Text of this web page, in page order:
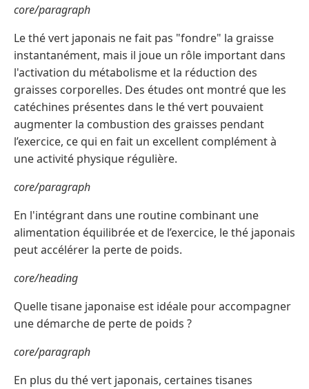
core/paragraph
Le thé vert japonais ne fait pas "fondre" la graisse
instantanément, mais il joue un rôle important dans
l'activation du métabolisme et la réduction des
graisses corporelles. Des études ont montré que les
catéchines présentes dans le thé vert pouvaient
augmenter la combustion des graisses pendant
l’exercice, ce qui en fait un excellent complément à
une activité physique régulière.
core/paragraph
En l'intégrant dans une routine combinant une
alimentation équilibrée et de l’exercice, le thé japonais
peut accélérer la perte de poids.
core/heading
Quelle tisane japonaise est idéale pour accompagner
une démarche de perte de poids ?
core/paragraph
En plus du thé vert japonais, certaines tisanes